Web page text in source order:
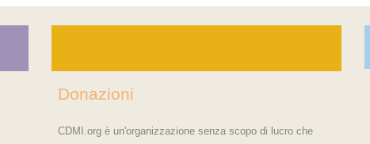
Donazioni
CDMI.org è un'organizzazione senza scopo di lucro che